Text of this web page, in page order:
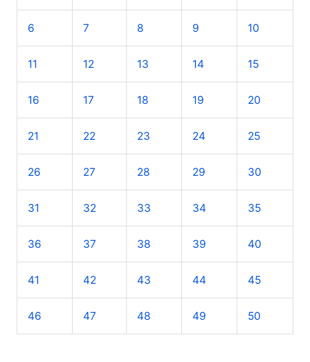
s
r
6 7 8 9 10
11 12 13 14 15
16 17 18 19 20
21 22 23 24 25
26 27 28 29 30
31 32 33 34 35
36 37 38 39 40
41 42 43 44 45
46 47 48 49 50